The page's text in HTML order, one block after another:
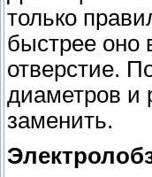
только
быстрее оно
отверстие.
диаметров и
заменить.